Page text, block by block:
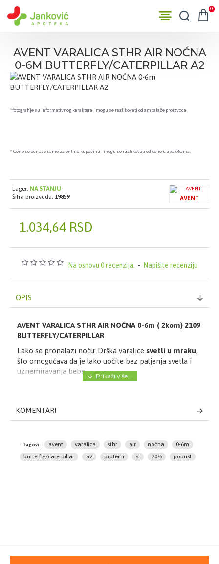
0
AVENT VARALICA STHR AIR NOĆNA
0-6M BUTTERFLY/CATERPILLAR A2
*fotografije su informativnog karaktera i mogu se razlikovati od ambalaže proizvoda
* Cene se odnose samo za online kupovinu i mogu se razlikovati od cene u apotekama.
Na osnovu 0 recenzija. - Napišite recenziju
1.034,64 RSD
Lager: NA STANJU
Šifra proizvoda: 19859 AVENT
OPIS
AVENT VARALICA STHR AIR NOĆNA 0-6m ( 2kom) 2109
BUTTERFLY/CATERPILLAR
Lako se pronalazi noću: Drška varalice svetli u mraku,
što omogućava da je lako uočite bez paljenja svetla i
uznemiravanja bebe.
Sastav: pvc,silikon,bpa free
Proizvodjač:PHILIPS AVENT
KOMENTARI
Tagovi: avent varalica sthr air noćna
0-6m
butterfly/caterpillar
a2 proteini si 20% popust